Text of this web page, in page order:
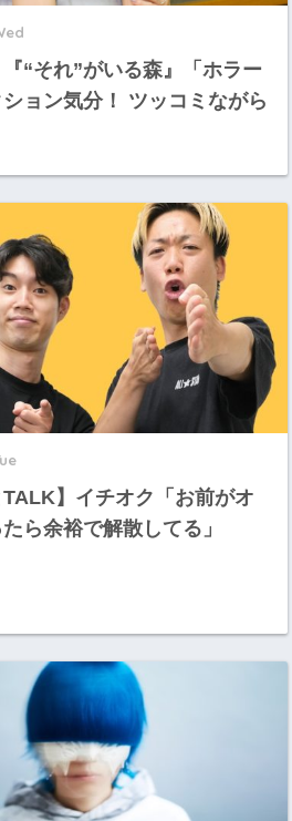
“それ”がいる森』「ホラー
ョン気分！ ツッコミながら
TALK】イチオク「お前がオ
ら余裕で解散してる」